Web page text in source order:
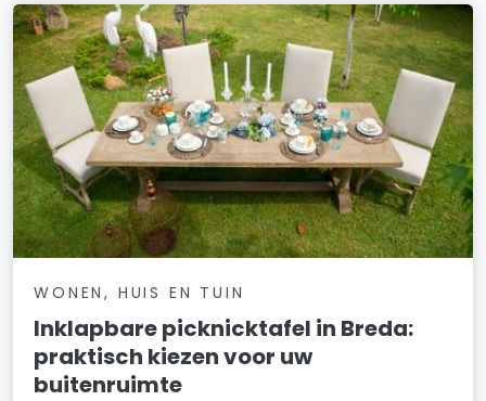
WONEN, HUIS EN TUIN
Inklapbare picknicktafel in Breda:
praktisch kiezen voor uw
buitenruimte